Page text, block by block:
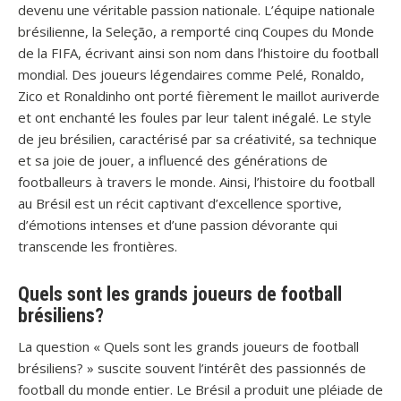
devenu une véritable passion nationale. L’équipe nationale
brésilienne, la Seleção, a remporté cinq Coupes du Monde
de la FIFA, écrivant ainsi son nom dans l’histoire du football
mondial. Des joueurs légendaires comme Pelé, Ronaldo,
Zico et Ronaldinho ont porté fièrement le maillot auriverde
et ont enchanté les foules par leur talent inégalé. Le style
de jeu brésilien, caractérisé par sa créativité, sa technique
et sa joie de jouer, a influencé des générations de
footballeurs à travers le monde. Ainsi, l’histoire du football
au Brésil est un récit captivant d’excellence sportive,
d’émotions intenses et d’une passion dévorante qui
transcende les frontières.
Quels sont les grands joueurs de football
brésiliens?
La question « Quels sont les grands joueurs de football
brésiliens? » suscite souvent l’intérêt des passionnés de
football du monde entier. Le Brésil a produit une pléiade de